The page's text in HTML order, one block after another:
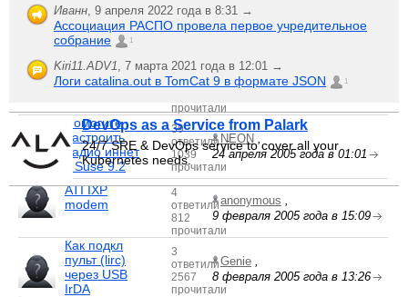
Скорость ком
порта
3
ответили
1027
Genie
9 февраля 2005 года в 19:34
install linux
w/no cd-rom
6
ответили
прочитали
fly4life,
9 февраля 2005 года в 12:34
Помогите
настроить
радио иннет
в Suse 9.2
39
ответили
1039
прочитали
NEON ,
24 апреля 2005 года в 01:01
ATI IXP
modem
4
ответили
812
прочитали
anonymous ,
9 февраля 2005 года в 15:09
Как подкл
пульт (lirc)
через USB
IrDA
3
ответили
2567
прочитали
Genie ,
8 февраля 2005 года в 13:26
Иванн, 9 апреля 2022 года в 8:31 →
Ассоциация РАСПО провела первое учредительное
собрание
1
Kiri11.ADV1, 7 марта 2021 года в 12:01 →
Логи catalina.out в TomCat 9 в формате JSON 1
DevOps as a Service from Palark
24/7 SRE & DevOps service to cover all your
Kubernetes needs.